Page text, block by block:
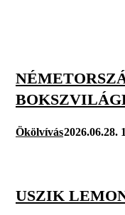
Ökölvívás2026.06.28.
USZIK